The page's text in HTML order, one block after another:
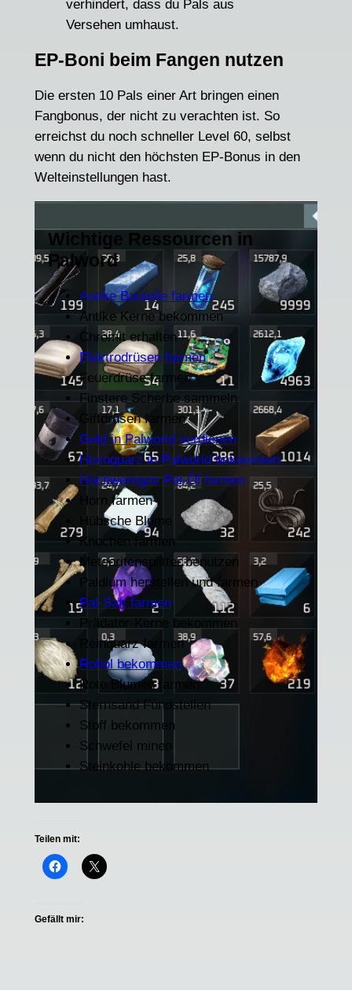
verhindert, dass du Pals aus
Versehen umhaust.
EP-Boni beim Fangen nutzen
Die ersten 10 Pals einer Art bringen einen
Fangbonus, der nicht zu verachten ist. So
erreichst du noch schneller Level 60, selbst
wenn du nicht den höchsten EP-Bonus in den
Welteinstellungen hast.
Wichtige Ressourcen in
Palword
Antike Bauteile farmen
Antike Kerne bekommen
Chromit erhalten
Elektrodrüsen farmen
Feuerdrüse farmen
Finstere Scherbe sammeln
Giftdrüsen farmen
Gold in Palworld verdienen
Hexoquarz in Palworld bekommen
Hochwertiges Pal-Öl farmen
Horn farmen
Hübsche Blume
Knochen farmen
Meteoritensplitter benutzen
Paldium herstellen und farmen
Pal-Saft farmen
Prädator-Kerne bekommen
Reinquarz farmen
Rohöl bekommen
Rote Blumen farmen
Sternsand Fundstellen
Stoff bekommen
Schwefel minen
Steinkohle bekommen
Teilen mit:
Gefällt mir: